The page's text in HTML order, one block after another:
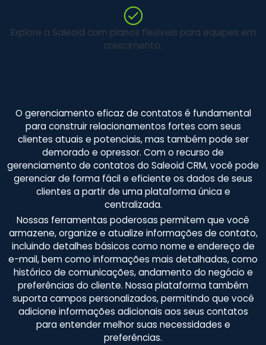
Explore a Saleoid com planos flexíveis para equipes em
crescimento.
O gerenciamento eficaz de contatos é fundamental
para construir relacionamentos fortes com seus
clientes atuais e potenciais, mas também pode ser
demorado e opressor. Com o recurso de
gerenciamento de contatos do Saleoid CRM, você pode
gerenciar de forma fácil e eficiente os dados de seus
clientes a partir de uma plataforma única e
centralizada.
Nossas ferramentas poderosas permitem que você
armazene, organize e atualize informações de contato,
incluindo detalhes básicos como nome e endereço de
e-mail, bem como informações mais detalhadas, como
histórico de comunicações, andamento do negócio e
preferências do cliente. Nossa plataforma também
suporta campos personalizados, permitindo que você
adicione informações adicionais aos seus contatos
para entender melhor suas necessidades e
preferências.